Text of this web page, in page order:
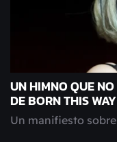
UN HIMNO QUE NO
DE BORN THIS
Un manifiesto